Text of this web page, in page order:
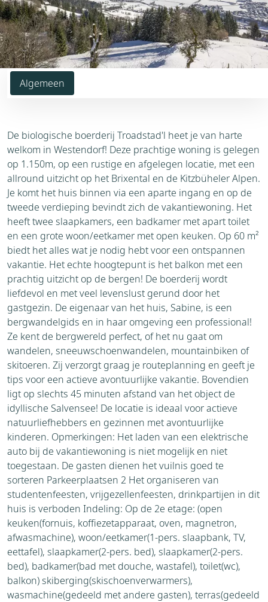
Algemeen
De biologische boerderij Troadstad'l heet je van harte
welkom in Westendorf! Deze prachtige woning is gelegen
op 1.150m, op een rustige en afgelegen locatie, met een
allround uitzicht op het Brixental en de Kitzbüheler Alpen.
Je komt het huis binnen via een aparte ingang en op de
tweede verdieping bevindt zich de vakantiewoning. Het
heeft twee slaapkamers, een badkamer met apart toilet
en een grote woon/eetkamer met open keuken. Op 60 m²
biedt het alles wat je nodig hebt voor een ontspannen
vakantie. Het echte hoogtepunt is het balkon met een
prachtig uitzicht op de bergen! De boerderij wordt
liefdevol en met veel levenslust gerund door het
gastgezin. De eigenaar van het huis, Sabine, is een
bergwandelgids en in haar omgeving een professional!
Ze kent de bergwereld perfect, of het nu gaat om
wandelen, sneeuwschoenwandelen, mountainbiken of
skitoeren. Zij verzorgt graag je routeplanning en geeft je
tips voor een actieve avontuurlijke vakantie. Bovendien
ligt op slechts 45 minuten afstand van het object de
idyllische Salvensee! De locatie is ideaal voor actieve
natuurliefhebbers en gezinnen met avontuurlijke
kinderen. Opmerkingen: Het laden van een elektrische
auto bij de vakantiewoning is niet mogelijk en niet
toegestaan. De gasten dienen het vuilnis goed te
sorteren Parkeerplaatsen 2 Het organiseren van
studentenfeesten, vrijgezellenfeesten, drinkpartijen in dit
huis is verboden Indeling: Op de 2e etage: (open
keuken(fornuis, koffiezetapparaat, oven, magnetron,
afwasmachine), woon/eetkamer(1-pers. slaapbank, TV,
eettafel), slaapkamer(2-pers. bed), slaapkamer(2-pers.
bed), badkamer(bad met douche, wastafel), toilet(wc),
balkon) skiberging(skischoenverwarmers),
wasmachine(gedeeld met andere gasten), terras(gedeeld